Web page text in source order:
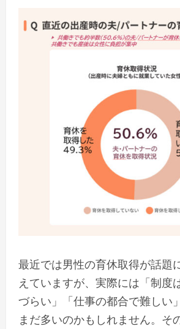
最近では男性の育休取得が話題
えていますが、実際には「制度
づらい」「仕事の都合で難しい
まだ多いのかもしれません。そ